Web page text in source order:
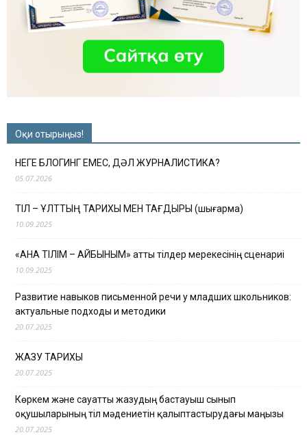
Оқи отырыңыз!
НЕГЕ БЛОГИНГ ЕМЕС, ДӘЛ ЖУРНАЛИСТИКА?
05.07.2026
ТІЛ – ҰЛТТЫҢ ТАРИХЫ МЕН ТАҒДЫРЫ (шығарма)
10.09.2025
«АНА ТІЛІМ – АЙБЫНЫМ» атты тілдер мерекесінің сценариі
10.09.2025
Развитие навыков письменной речи у младших школьников:
актуальные подходы и методики
20.07.2025
ЖАЗУ ТАРИХЫ
20.07.2025
Көркем және сауатты жазудың бастауыш сынып
оқушыларының тіл мәдениетін қалыптастырудағы маңызы
20.07.2025